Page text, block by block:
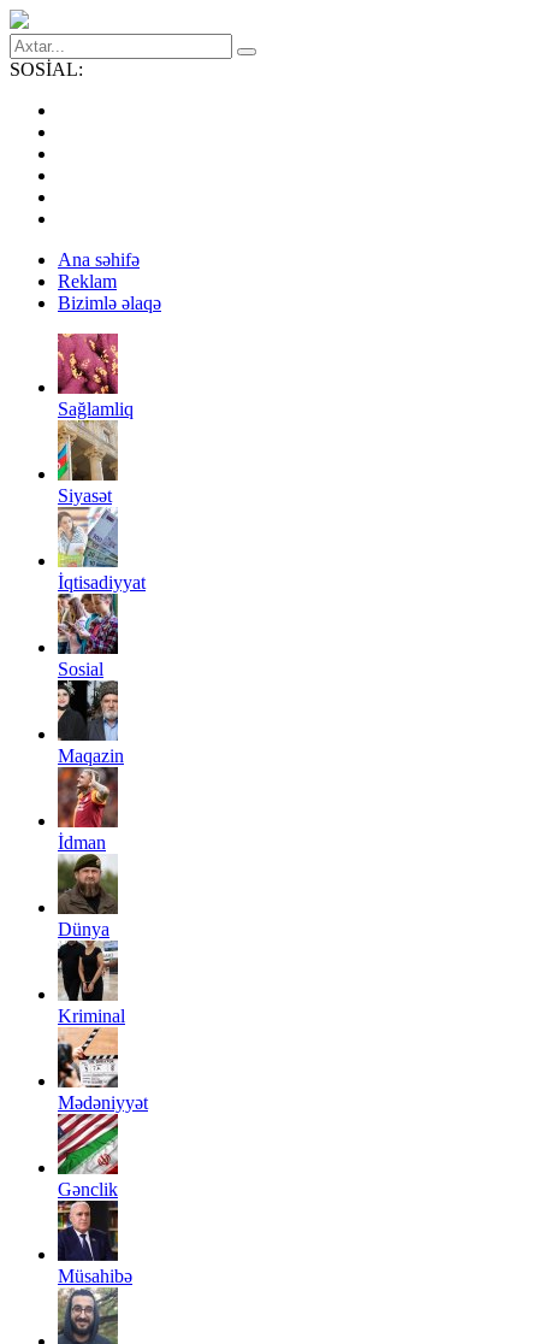
SOSİAL:
Ana səhifə
Reklam
Bizimlə əlaqə
Sağlamliq
Siyasət
İqtisadiyyat
Sosial
Maqazin
İdman
Dünya
Kriminal
Mədəniyyət
Gənclik
Müsahibə